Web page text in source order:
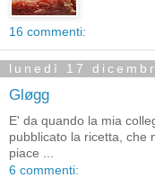
16 commenti:
lunedì 17
Gløgg
E' da quando la mia
pubblicato la ricetta, che
piace ...
6 commenti: